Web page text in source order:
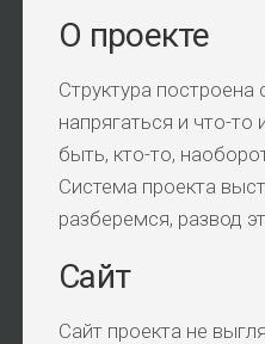
О проекте
Структура
напрягаться и что-
быть, кто-то,
Система проекта
разберемся, развод
Сайт
Сайт проекта не